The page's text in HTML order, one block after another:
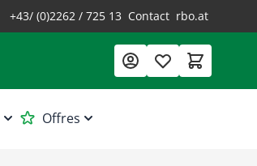
+43/ (0)2262 / 725 13 Contact rbo.at
Offres